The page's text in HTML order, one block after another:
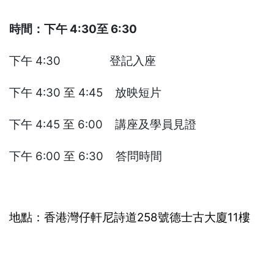
時間：下午 4:30至 6:30
下午 4:30 登記入座
下午 4:30 至 4:45 放映短片
下午 4:45 至 6:00 講座及學員見證
下午 6:00 至 6:30 答問時間
地點：香港灣仔軒尼詩道258號德士古大廈11樓